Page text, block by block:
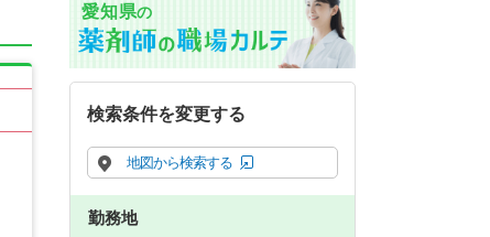
愛知県の
検索条件を変更する
地図から検索する
勤務地